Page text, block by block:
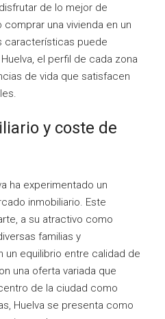
de lo mejor de
una vivienda en un
características puede
el perfil de cada zona
de vida que satisfacen
y coste de
ha experimentado un
inmobiliario. Este
a su atractivo como
familias y
un equilibrio entre calidad de
una oferta variada que
de la ciudad como
Huelva se presenta como